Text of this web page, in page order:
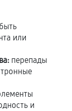
и
и
или
перепады
и